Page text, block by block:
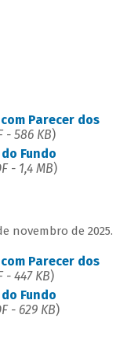
Parecer dos
- 586 KB)
Fundo
- 1,4 MB)
novembro de 2025.
Parecer dos
- 447 KB)
Fundo
- 629 KB)